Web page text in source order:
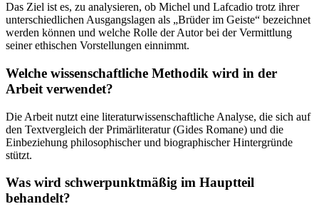
Das Ziel ist es, zu analysieren, ob Michel und Lafcadio trotz ihrer
unterschiedlichen Ausgangslagen als „Brüder im Geiste“ bezeichnet
werden können und welche Rolle der Autor bei der Vermittlung
seiner ethischen Vorstellungen einnimmt.
Welche wissenschaftliche Methodik wird in der
Arbeit verwendet?
Die Arbeit nutzt eine literaturwissenschaftliche Analyse, die sich auf
den Textvergleich der Primärliteratur (Gides Romane) und die
Einbeziehung philosophischer und biographischer Hintergründe
stützt.
Was wird schwerpunktmäßig im Hauptteil
behandelt?